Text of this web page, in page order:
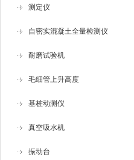
测定仪
自密实混凝土全量检测仪
耐磨试验机
毛细管上升高度
基桩动测仪
真空吸水机
振动台